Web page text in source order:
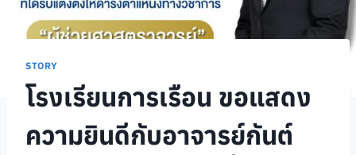
STORY
โรงเรียนการเรือน ขอแสดง
ความยินดีกับอาจารย์กันต์